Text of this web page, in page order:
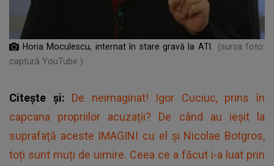
Horia Moculescu, internat în stare gravă la ATI.
(sursa foto:
captură YouTube )
Citește și: De neimaginat! Igor Cuciuc, prins în
capcana propriilor acuzații? De când au ieșit la
suprafață aceste IMAGINI cu el și Nicolae Botgros,
toți sunt muți de uimire. Ceea ce a făcut i-a luat prin